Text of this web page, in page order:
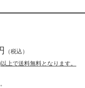
（税込）
上で送料無料となります。